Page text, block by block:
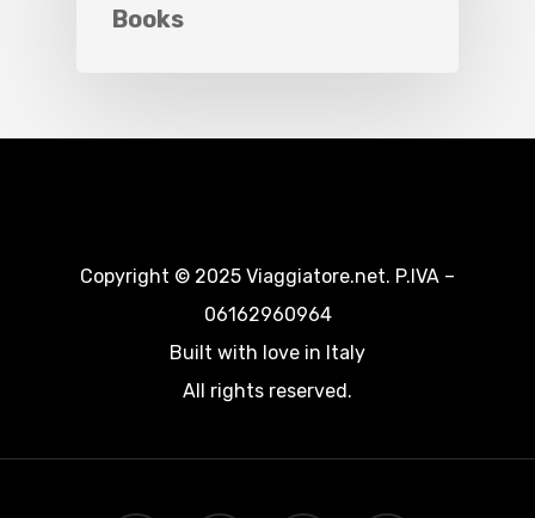
Books
Copyright © 2025 Viaggiatore.net. P.IVA –
06162960964
Built with love in Italy
All rights reserved.